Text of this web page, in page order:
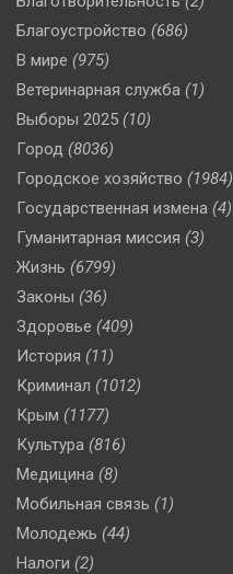
Благоустройство (686)
В мире (975)
Ветеринарная служба (1)
Выборы 2025 (10)
Город (8036)
Городское хозяйство (1984)
Государственная измена (4)
Гуманитарная миссия (3)
Жизнь (6799)
Законы (36)
Здоровье (409)
История (11)
Криминал (1012)
Крым (1177)
Культура (816)
Медицина (8)
Мобильная связь (1)
Молодежь (44)
Налоги (2)